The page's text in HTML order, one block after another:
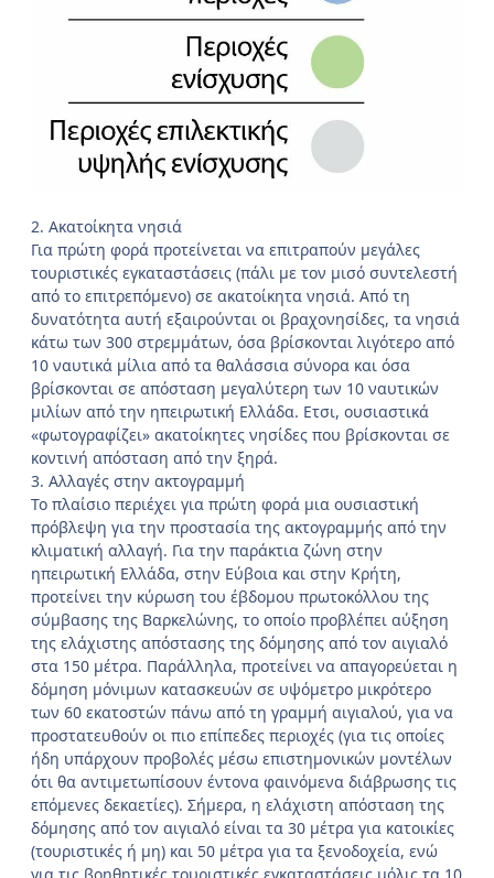
2. Ακατοίκητα νησιά
Για πρώτη φορά προτείνεται να επιτραπούν μεγάλες
τουριστικές εγκαταστάσεις (πάλι με τον μισό συντελεστή
από το επιτρεπόμενο) σε ακατοίκητα νησιά. Από τη
δυνατότητα αυτή εξαιρούνται οι βραχονησίδες, τα νησιά
κάτω των 300 στρεμμάτων, όσα βρίσκονται λιγότερο από
10 ναυτικά μίλια από τα θαλάσσια σύνορα και όσα
βρίσκονται σε απόσταση μεγαλύτερη των 10 ναυτικών
μιλίων από την ηπειρωτική Ελλάδα. Ετσι, ουσιαστικά
«φωτογραφίζει» ακατοίκητες νησίδες που βρίσκονται σε
κοντινή απόσταση από την ξηρά.
3. Αλλαγές στην ακτογραμμή
Το πλαίσιο περιέχει για πρώτη φορά μια ουσιαστική
πρόβλεψη για την προστασία της ακτογραμμής από την
κλιματική αλλαγή. Για την παράκτια ζώνη στην
ηπειρωτική Ελλάδα, στην Εύβοια και στην Κρήτη,
προτείνει την κύρωση του έβδομου πρωτοκόλλου της
σύμβασης της Βαρκελώνης, το οποίο προβλέπει αύξηση
της ελάχιστης απόστασης της δόμησης από τον αιγιαλό
στα 150 μέτρα. Παράλληλα, προτείνει να απαγορεύεται η
δόμηση μόνιμων κατασκευών σε υψόμετρο μικρότερο
των 60 εκατοστών πάνω από τη γραμμή αιγιαλού, για να
προστατευθούν οι πιο επίπεδες περιοχές (για τις οποίες
ήδη υπάρχουν προβολές μέσω επιστημονικών μοντέλων
ότι θα αντιμετωπίσουν έντονα φαινόμενα διάβρωσης τις
επόμενες δεκαετίες). Σήμερα, η ελάχιστη απόσταση της
δόμησης από τον αιγιαλό είναι τα 30 μέτρα για κατοικίες
(τουριστικές ή μη) και 50 μέτρα για τα ξενοδοχεία, ενώ
για τις βοηθητικές τουριστικές εγκαταστάσεις μόλις τα 10